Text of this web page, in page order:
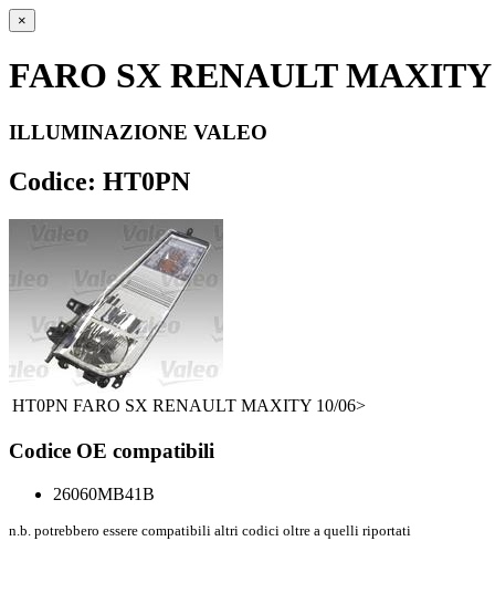
×
FARO SX RENAULT MAXITY
ILLUMINAZIONE VALEO
Codice: HT0PN
HT0PN FARO SX RENAULT MAXITY 10/06>
Codice OE compatibili
26060MB41B
n.b. potrebbero essere compatibili altri codici oltre a quelli riportati